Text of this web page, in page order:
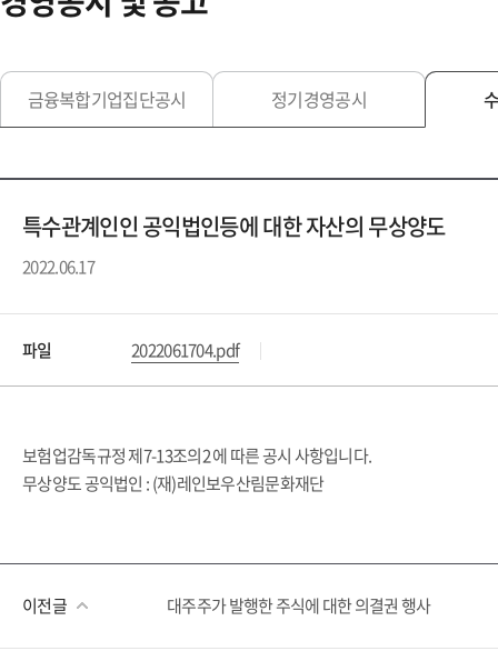
로
동
금융복합기업집단공시 정기경영공시
특수관계인인 공익법인등에 대한 자산의 무상양도
2022.06.17
파일 2022061704.pdf
보험업감독규정 제7-13조의2 에 따른 공시 사항입니다.
무상양도 공익법인 : (재)레인보우산림문화재단
이전글 대주주가 발행한 주식에 대한 의결권 행사